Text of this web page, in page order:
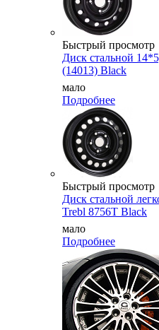
Быстрый просмотр
Диск стальной
(14013) Black
мало
Подробнее
Быстрый просмотр
Диск стальной
Trebl 8756T Black
мало
Подробнее